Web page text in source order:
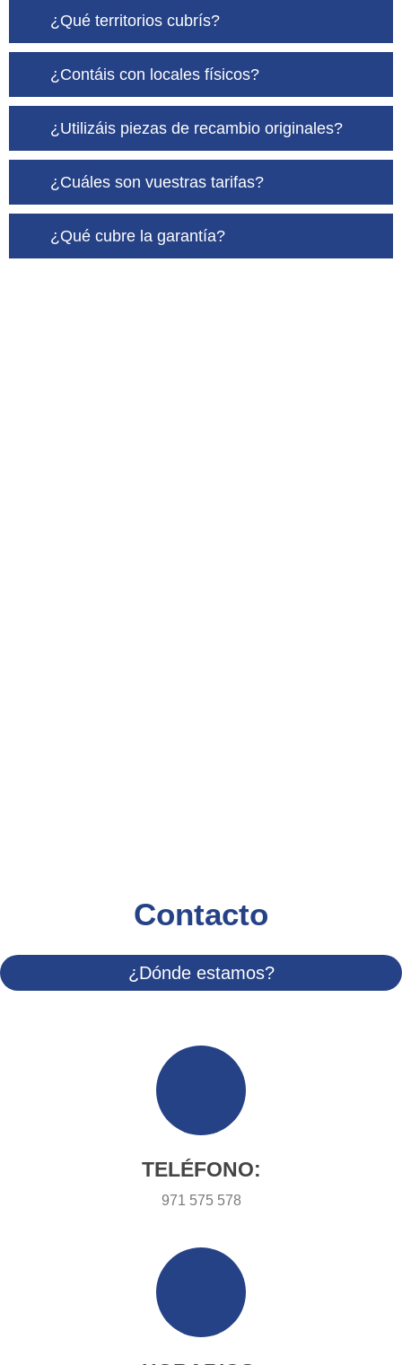
¿Qué territorios cubrís?
¿Contáis con locales físicos?
¿Utilizáis piezas de recambio originales?
¿Cuáles son vuestras tarifas?
¿Qué cubre la garantía?
Contacto
¿Dónde estamos?
TELÉFONO:
971 575 578